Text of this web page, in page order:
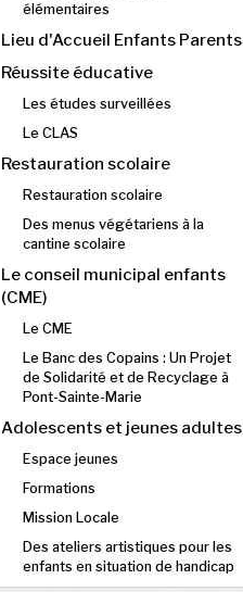
élémentaires
Lieu d'Accueil Enfants Parents
Réussite éducative
Les études surveillées
Le CLAS
Restauration scolaire
Restauration scolaire
Des menus végétariens à la
cantine scolaire
Le conseil municipal enfants
(CME)
Le CME
Le Banc des Copains : Un Projet
de Solidarité et de Recyclage à
Pont-Sainte-Marie
Adolescents et jeunes adultes
Espace jeunes
Formations
Mission Locale
Des ateliers artistiques pour les
enfants en situation de handicap